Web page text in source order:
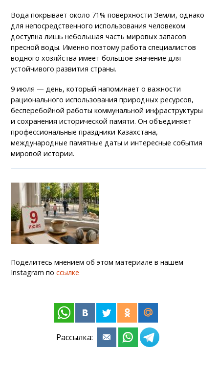
Вода покрывает около 71% поверхности Земли, однако
для непосредственного использования человеком
доступна лишь небольшая часть мировых запасов
пресной воды. Именно поэтому работа специалистов
водного хозяйства имеет большое значение для
устойчивого развития страны.
9 июля — день, который напоминает о важности
рационального использования природных ресурсов,
бесперебойной работы коммунальной инфраструктуры
и сохранения исторической памяти. Он объединяет
профессиональные праздники Казахстана,
международные памятные даты и интересные события
мировой истории.
Поделитесь мнением об этом материале в нашем
Instagram поссылке
Рассылка: